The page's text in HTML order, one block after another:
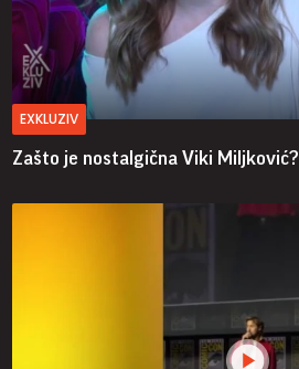
EXKLUZIV
Zašto je nostalgična Viki Miljković?